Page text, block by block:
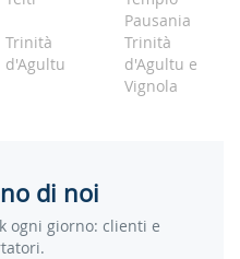
Pausania
Trinità
d'Agultu
Trinità
d'Agultu e
Vignola
di noi
ogni giorno: clienti e